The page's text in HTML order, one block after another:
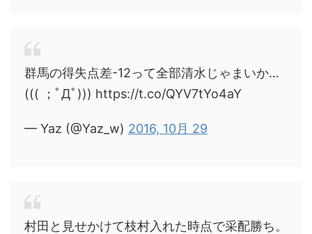
群馬の得失点差-12って全部清水じゃまいか…
((( ；ﾟДﾟ))) https://t.co/QYV7tYo4aY
— Yaz (@Yaz_w) 2016, 10月 29
村田と見せかけて枝村入れた時点で采配勝ち。